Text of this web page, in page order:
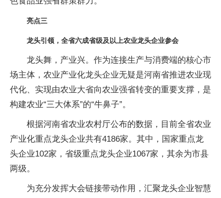
亮点三
龙头引领，全省六成省级及以上农业龙头企业参会
龙头舞，产业兴。作为连接生产与消费端的核心市
场主体，农业产业化龙头企业无疑是河南省推进农业现
代化、实现由农业大省向农业强省转变的重要支撑，是
构建农业“三大体系”的“牛鼻子”。
根据河南省农业农村厅公布的数据，目前全省农业
产业化重点龙头企业共有4186家。其中，国家重点龙
头企业102家，省级重点龙头企业1067家，其余为市县
两级。
为充分发挥大会链接带动作用，汇聚龙头企业智慧